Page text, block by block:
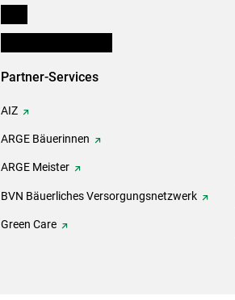
Partner-Services
AIZ
ARGE Bäuerinnen
ARGE Meister
BVN Bäuerliches Versorgungsnetzwerk
Green Care